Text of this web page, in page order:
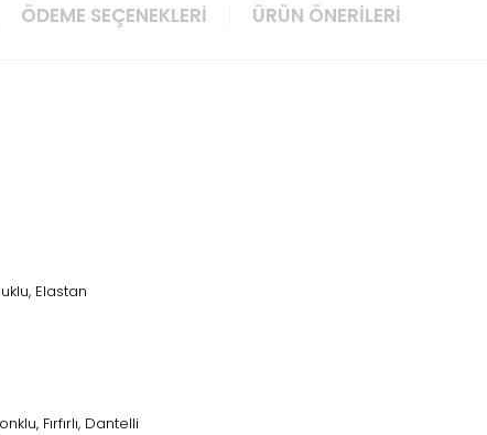
ÖDEME SEÇENEKLERI ÜRÜN ÖNERILERI
Elastan
Fırfırlı, Dantelli